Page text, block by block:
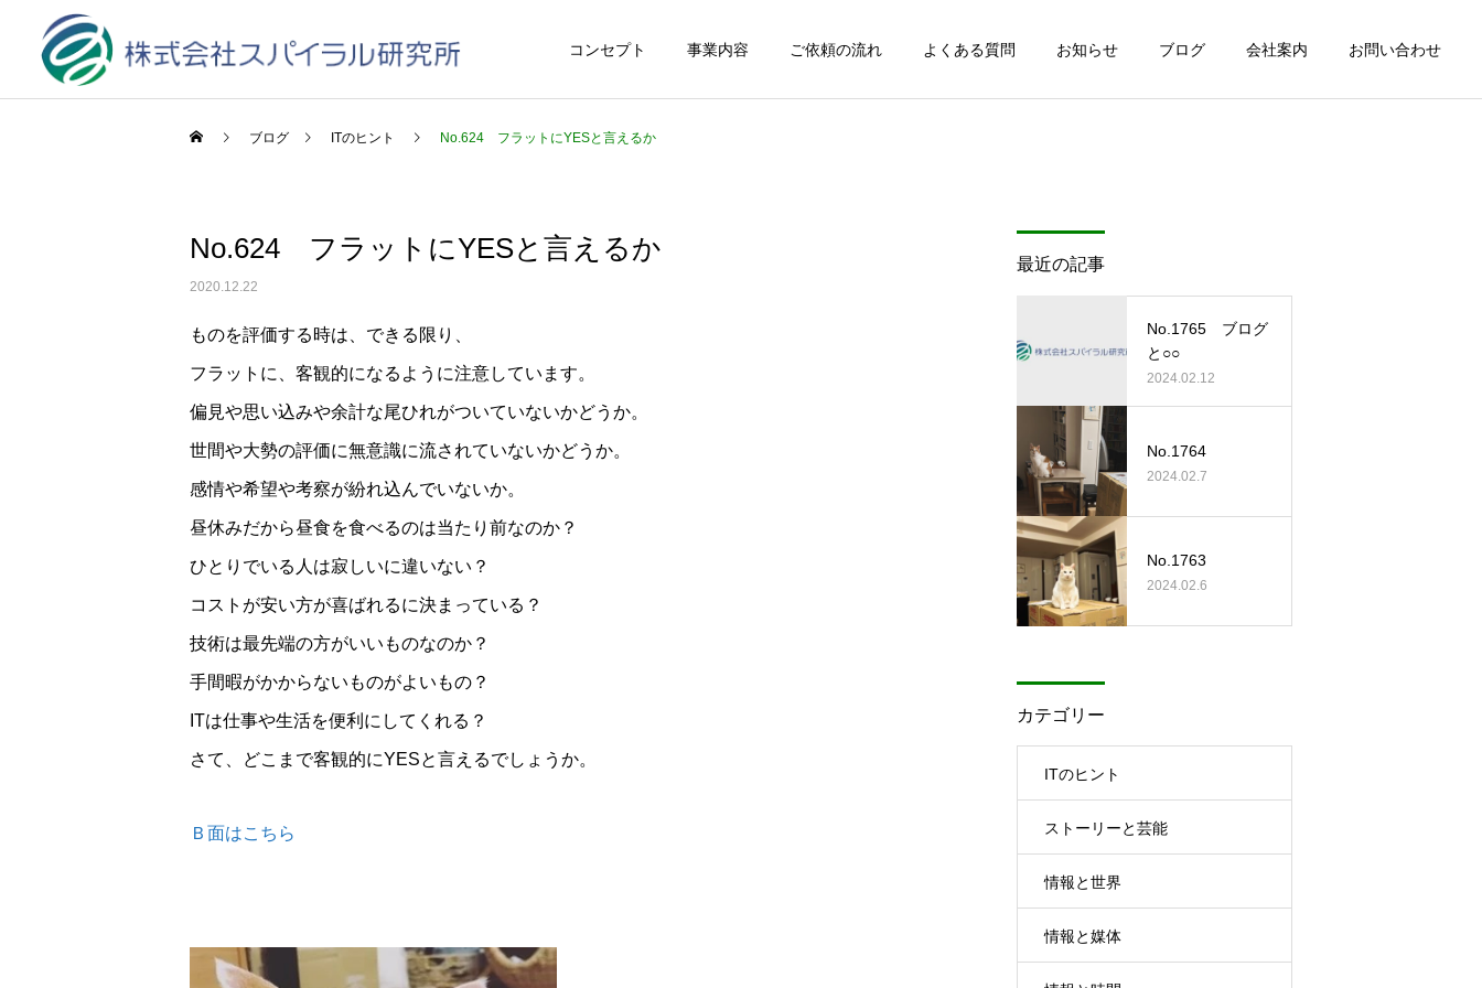
コンセプト 事業内容 ご依頼の流れ よくある質問 お知らせ ブログ 会社案内 お問い合わせ
ブログ ITのヒント No.624 フラットにYESと言えるか
No.624 フラットにYESと言えるか
2020.12.22
ものを評価する時は、できる限り、
フラットに、客観的になるように注意しています。
偏見や思い込みや余計な尾ひれがついていないかどうか。
世間や大勢の評価に無意識に流されていないかどうか。
感情や希望や考察が紛れ込んでいないか。
昼休みだから昼食を食べるのは当たり前なのか？
ひとりでいる人は寂しいに違いない？
コストが安い方が喜ばれるに決まっている？
技術は最先端の方がいいものなのか？
手間暇がかからないものがよいもの？
ITは仕事や生活を便利にしてくれる？
さて、どこまで客観的にYESと言えるでしょうか。
Ｂ面はこちら
最近の記事
No.1765 ブログ
と○○
2024.02.12
No.1764
2024.02.7
No.1763
2024.02.6
カテゴリー
ITのヒント
ストーリーと芸能
情報と世界
情報と媒体